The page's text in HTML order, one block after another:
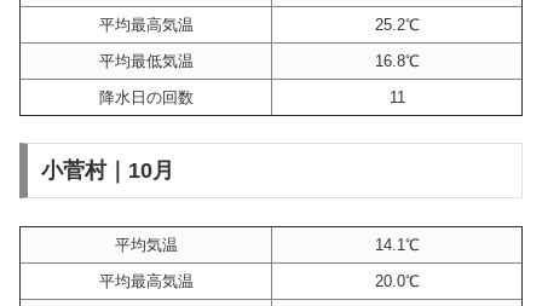
平均最高気温
25.2℃
平均最低気温
16.8℃
降水日の回数
11
小菅村｜10月
平均気温
14.1℃
平均最高気温
20.0℃